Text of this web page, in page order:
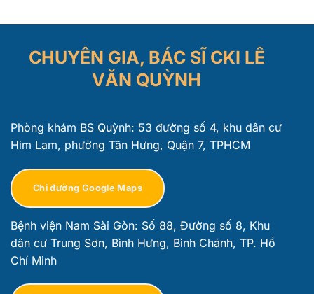
CHUYÊN GIA, BÁC SĨ CKI LÊ
VĂN QUỲNH
Phòng khám BS Quỳnh: 53 đường số 4, khu dân cư
Him Lam, phường Tân Hưng, Quận 7, TPHCM
Chỉ đường Google Maps
Bệnh viện Nam Sài Gòn: Số 88, Đường số 8, Khu
dân cư Trung Sơn, Bình Hưng, Bình Chánh, TP. Hồ
Chí Minh